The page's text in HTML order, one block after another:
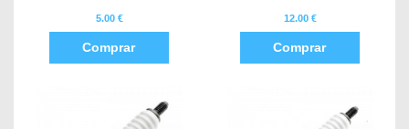
5.00 €
Comprar
12.00 €
Comprar